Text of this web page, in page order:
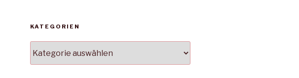
KATEGORIEN